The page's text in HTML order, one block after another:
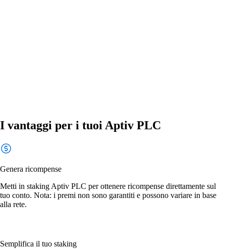
I vantaggi per i tuoi Aptiv PLC
Genera ricompense
Metti in staking Aptiv PLC per ottenere ricompense direttamente sul
tuo conto. Nota: i premi non sono garantiti e possono variare in base
alla rete.
Semplifica il tuo staking